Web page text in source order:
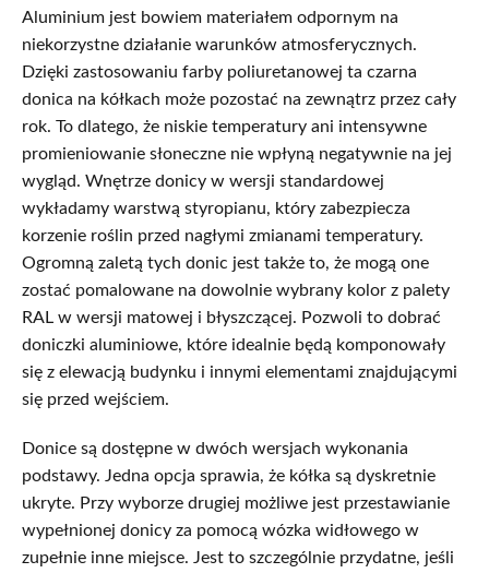
Aluminium jest bowiem materiałem odpornym na
niekorzystne działanie warunków atmosferycznych.
Dzięki zastosowaniu farby poliuretanowej ta czarna
donica na kółkach może pozostać na zewnątrz przez cały
rok. To dlatego, że niskie temperatury ani intensywne
promieniowanie słoneczne nie wpłyną negatywnie na jej
wygląd. Wnętrze donicy w wersji standardowej
wykładamy warstwą styropianu, który zabezpiecza
korzenie roślin przed nagłymi zmianami temperatury.
Ogromną zaletą tych donic jest także to, że mogą one
zostać pomalowane na dowolnie wybrany kolor z palety
RAL w wersji matowej i błyszczącej. Pozwoli to dobrać
doniczki aluminiowe, które idealnie będą komponowały
się z elewacją budynku i innymi elementami znajdującymi
się przed wejściem.
Donice są dostępne w dwóch wersjach wykonania
podstawy. Jedna opcja sprawia, że kółka są dyskretnie
ukryte. Przy wyborze drugiej możliwe jest przestawianie
wypełnionej donicy za pomocą wózka widłowego w
zupełnie inne miejsce. Jest to szczególnie przydatne, jeśli